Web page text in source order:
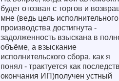
будет отозван с торгов и
мне (ведь цель исполнительного
производства достигнута -
задолженность взыскана в
объёме, а взыскание
исполнительского сбора, как я
понял - трактуется как
окончания ИП)получен устный